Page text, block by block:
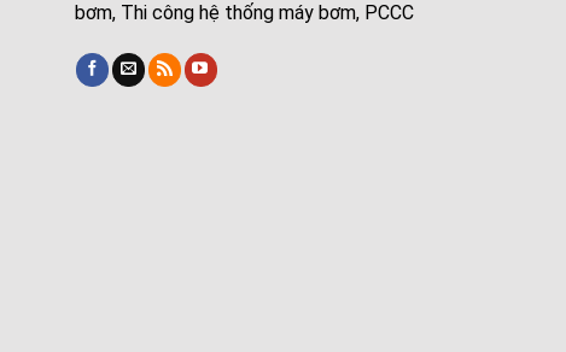
bơm, Thi công hệ thống máy bơm, PCCC